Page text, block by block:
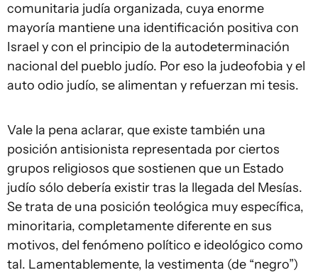
comunitaria judía organizada, cuya enorme
mayoría mantiene una identificación positiva con
Israel y con el principio de la autodeterminación
nacional del pueblo judío. Por eso la judeofobia y el
auto odio judío, se alimentan y refuerzan mi tesis.
Vale la pena aclarar, que existe también una
posición antisionista representada por ciertos
grupos religiosos que sostienen que un Estado
judío sólo debería existir tras la llegada del Mesías.
Se trata de una posición teológica muy específica,
minoritaria, completamente diferente en sus
motivos, del fenómeno político e ideológico como
tal. Lamentablemente, la vestimenta (de “negro”)